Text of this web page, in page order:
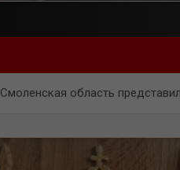
Смоленская область